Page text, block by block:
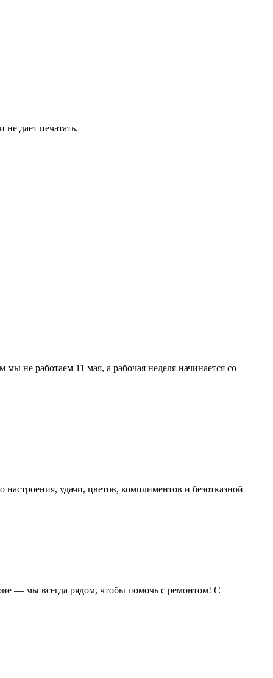
дает печатать.
не работаем 11 мая, а рабочая неделя начинается со
удачи, цветов, комплиментов и безотказной
— мы всегда рядом, чтобы помочь с ремонтом! С